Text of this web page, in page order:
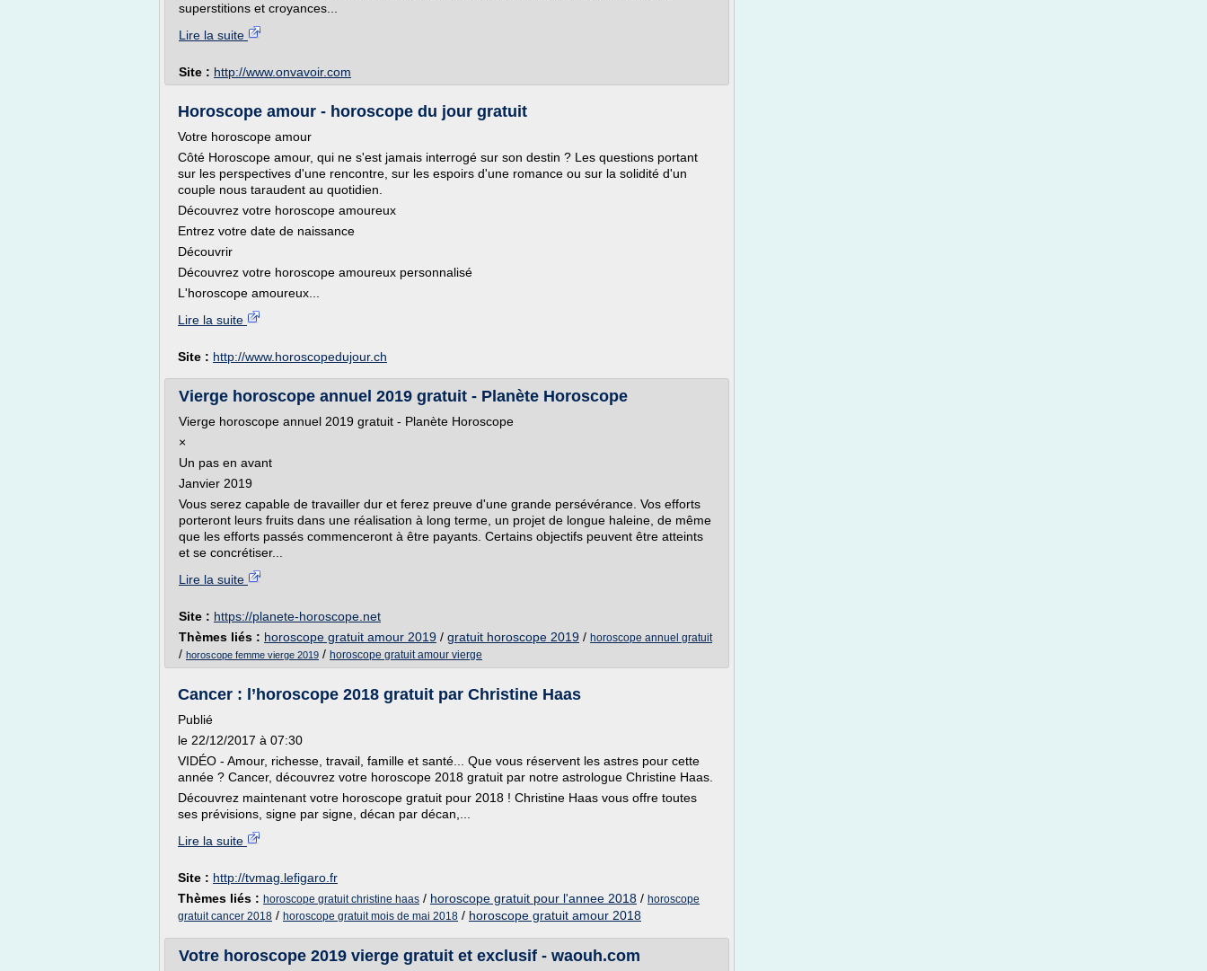
superstitions et croyances...
Lire la suite
Site : http://www.onvavoir.com
Horoscope amour - horoscope du jour gratuit
Votre horoscope amour
Côté Horoscope amour, qui ne s'est jamais interrogé sur son destin ? Les questions portant
sur les perspectives d'une rencontre, sur les espoirs d'une romance ou sur la solidité d'un
couple nous taraudent au quotidien.
Découvrez votre horoscope amoureux
Entrez votre date de naissance
Découvrir
Découvrez votre horoscope amoureux personnalisé
L'horoscope amoureux...
Lire la suite
Site : http://www.horoscopedujour.ch
Vierge horoscope annuel 2019 gratuit - Planète Horoscope
Vierge horoscope annuel 2019 gratuit - Planète Horoscope
×
Un pas en avant
Janvier 2019
Vous serez capable de travailler dur et ferez preuve d'une grande persévérance. Vos efforts
porteront leurs fruits dans une réalisation à long terme, un projet de longue haleine, de même
que les efforts passés commenceront à être payants. Certains objectifs peuvent être atteints
et se concrétiser...
Lire la suite
Site : https://planete-horoscope.net
Thèmes liés : horoscope gratuit amour 2019 / gratuit horoscope 2019 / horoscope annuel gratuit
/ horoscope femme vierge 2019 / horoscope gratuit amour vierge
Cancer : l’horoscope 2018 gratuit par Christine Haas
Publié
le 22/12/2017 à 07:30
VIDÉO - Amour, richesse, travail, famille et santé... Que vous réservent les astres pour cette
année ? Cancer, découvrez votre horoscope 2018 gratuit par notre astrologue Christine Haas.
Découvrez maintenant votre horoscope gratuit pour 2018 ! Christine Haas vous offre toutes
ses prévisions, signe par signe, décan par décan,...
Lire la suite
Site : http://tvmag.lefigaro.fr
Thèmes liés : horoscope gratuit christine haas / horoscope gratuit pour l'annee 2018 / horoscope
gratuit cancer 2018 / horoscope gratuit mois de mai 2018 / horoscope gratuit amour 2018
Votre horoscope 2019 vierge gratuit et exclusif - waouh.com